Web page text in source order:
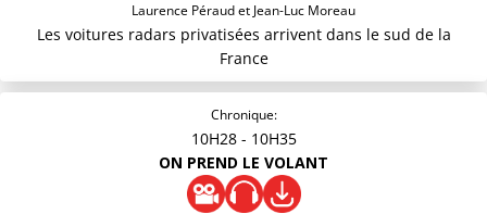
Laurence Péraud et Jean-Luc Moreau
Les voitures radars privatisées arrivent dans le sud de la
France
Chronique:
10H28 - 10H35
ON PREND LE VOLANT